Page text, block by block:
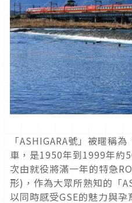
「ASHIGARA號」被暱稱
車，是1950年到1999年約
次由就役將滿一年的特急
形)，作為大眾所熟知的「
以同時感受GSE的魅力與孕